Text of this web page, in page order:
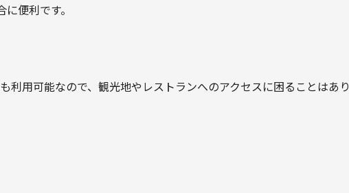
便利です。
利用可能なので、観光地やレストランへのアクセスに困ることはあり